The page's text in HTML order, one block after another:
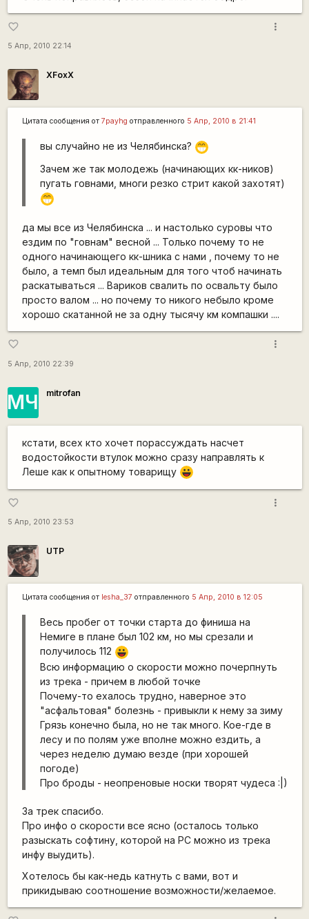
favorite_border
5 Апр, 2010 22:14
more_vert
XFoxX
Цитата сообщения от 7payhg отправленного 5 Апр, 2010 в 21:41
вы случайно не из Челябинска? ;D
Зачем же так молодежь (начинающих кк-ников)
пугать говнами, многи резко стрит какой захотят)
;D
да мы все из Челябинска ... и настолько суровы что
ездим по "говнам" весной ... Только почему то не
одного начинающего кк-шника с нами , почему то не
было, а темп был идеальным для того чтоб начинать
раскатываться ... Вариков свалить по освальту было
просто валом ... но почему то никого небыло кроме
хорошо скатанной не за одну тысячу км компашки ....
favorite_border
5 Апр, 2010 22:39
more_vert
МЧ mitrofan
кстати, всех кто хочет порассуждать насчет
водостойкости втулок можно сразу направлять к
Леше как к опытному товарищу |-))
favorite_border
5 Апр, 2010 23:53
more_vert
UTP
Цитата сообщения от lesha_37 отправленного 5 Апр, 2010 в 12:05
Весь пробег от точки старта до финиша на
Немиге в плане был 102 км, но мы срезали и
получилось 112 |-))
Всю информацию о скорости можно почерпнуть
из трека - причем в любой точке
Почему-то ехалось трудно, наверное это
"асфальтовая" болезнь - привыкли к нему за зиму
Грязь конечно была, но не так много. Кое-где в
лесу и по полям уже вполне можно ездить, а
через неделю думаю везде (при хорошей
погоде)
Про броды - неопреновые носки творят чудеса :|)
За трек спасибо.
Про инфо о скорости все ясно (осталось только
разыскать софтину, которой на PC можно из трека
инфу выудить).
Хотелось бы как-недь катнуть с вами, вот и
прикидываю соотношение возможности/желаемое.